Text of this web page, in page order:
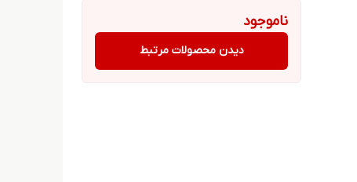
ناموجود
دیدن محصولات مرتبط